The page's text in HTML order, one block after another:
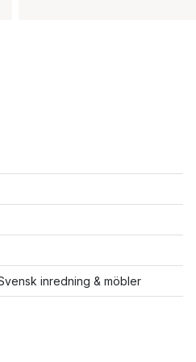
inredning & möbler